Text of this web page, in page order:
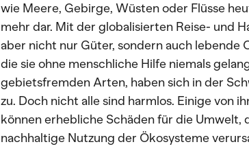
wie Meere, Gebirge, Wüsten oder Flüsse
mehr dar. Mit der globalisierten Reise- und
aber nicht nur Güter, sondern auch lebende
die sie ohne menschliche Hilfe niemals
gebietsfremden Arten, haben sich in der
zu. Doch nicht alle sind harmlos. Einige von
können erhebliche Schäden für die Umwelt,
nachhaltige Nutzung der Ökosysteme